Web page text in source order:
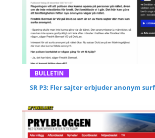
BULLETIN
SR P3: Fler sajter erbjuder anonym